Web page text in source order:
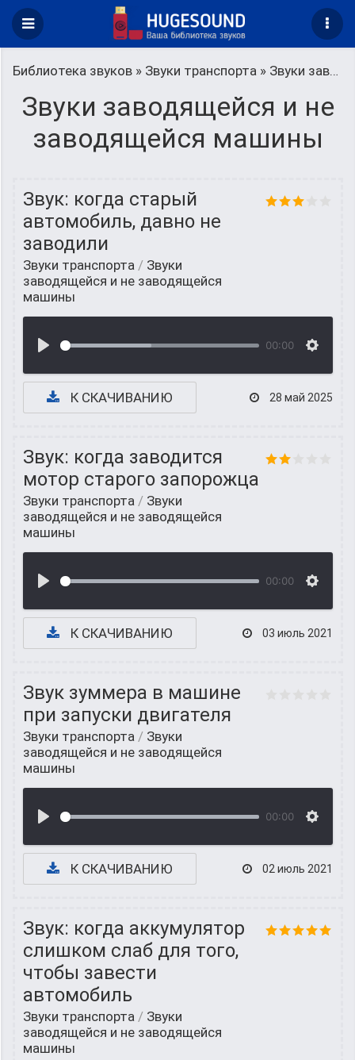
Библиотека звуков » Звуки транспорта » Звуки заводящейся и не заводящейся машины
Звуки заводящейся и не
заводящейся машины
Звук: когда старый
автомобиль, давно не
заводили
Звуки транспорта / Звуки
заводящейся и не заводящейся
машины
00:00
К СКАЧИВАНИЮ 28 май 2025
Звук: когда заводится
мотор старого запорожца
Звуки транспорта / Звуки
заводящейся и не заводящейся
машины
00:00
К СКАЧИВАНИЮ 03 июль 2021
Звук зуммера в машине
при запуски двигателя
Звуки транспорта / Звуки
заводящейся и не заводящейся
машины
00:00
К СКАЧИВАНИЮ 02 июль 2021
Звук: когда аккумулятор
слишком слаб для того,
чтобы завести
автомобиль
Звуки транспорта / Звуки
заводящейся и не заводящейся
машины